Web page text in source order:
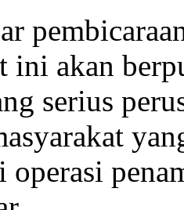
ini akan
serius
operasi